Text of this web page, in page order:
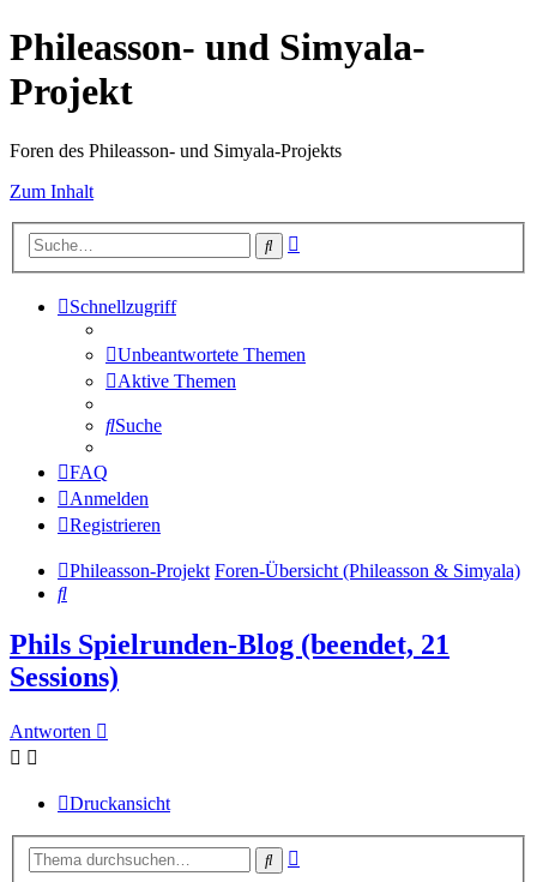
Phileasson- und Simyala-
Projekt
Foren des Phileasson- und Simyala-Projekts
Zum Inhalt
Suche
Schnellzugriff
Unbeantwortete Themen
Aktive Themen
Suche
FAQ
Anmelden
Registrieren
Phileasson-Projekt Foren-Übersicht (Phileasson & Simyala)
Suche
Phils Spielrunden-Blog (beendet, 21
Sessions)
Antworten
Druckansicht
Suche